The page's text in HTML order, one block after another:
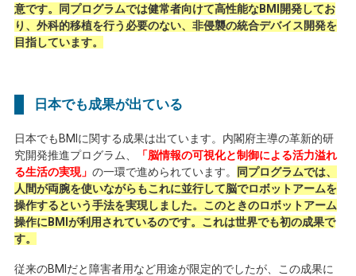
意です。同プログラムでは健常者向けて高性能なBMI開発してお
り、外科的移植を行う必要のない、非侵襲の統合デバイス開発を
目指しています。
日本でも成果が出ている
日本でも BMI に関する成果は出ています。内閣府主導の革新的研
究開発推進プログラム、
「脳情報の可視化と制御による活力溢れ
る生活の実現」 の一環で進められています。
同プログラムでは、
人間が両腕を使いながらもこれに並行して脳でロボットアームを
操作するという手法を実現しました。このときのロボットアーム
操作にBMIが利用されているのです。これは世界でも初の成果で
す。
従来のBMI だと障害者用など用途が限定的でしたが、この成果に